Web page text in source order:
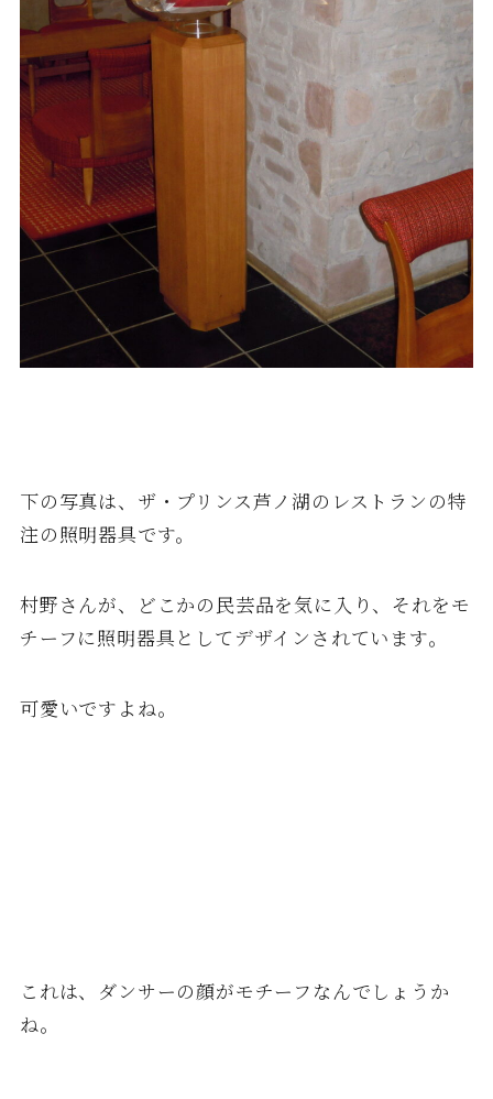
下の写真は、ザ・プリンス芦ノ湖のレストランの特
注の照明器具です。
村野さんが、どこかの民芸品を気に入り、それをモ
チーフに照明器具としてデザインされています。
可愛いですよね。
これは、ダンサーの顔がモチーフなんでしょうか
ね。